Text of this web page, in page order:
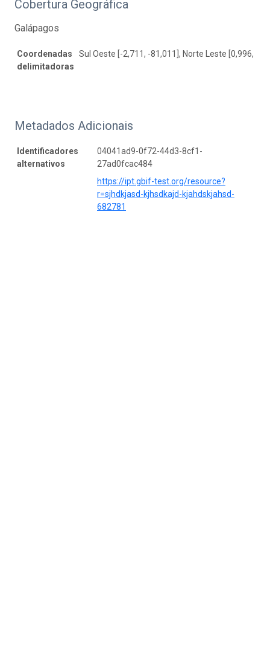
Cobertura Geográfica
Galápagos
Coordenadas
delimitadoras
Sul Oeste [-2,711, -81,011], Norte Leste [0,996, -
Metadados Adicionais
Identificadores
alternativos
04041ad9-0f72-44d3-8cf1-
27ad0fcac484
https://ipt.gbif-test.org/resource?
r=sjhdkjasd-kjhsdkajd-kjahdskjahsd-
682781